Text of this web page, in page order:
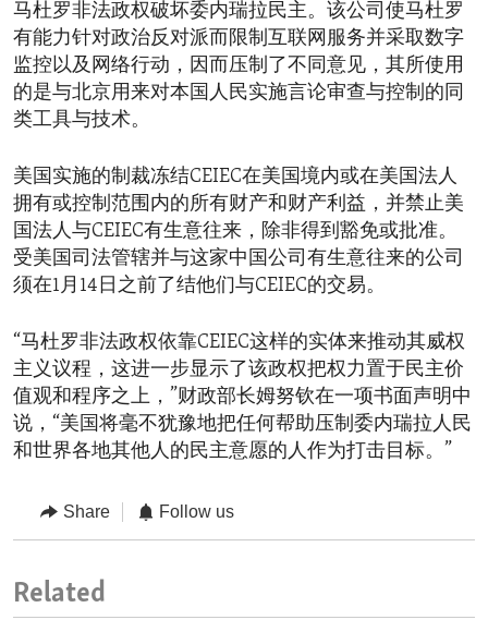
马杜罗非法政权破坏委内瑞拉民主。该公司使马杜罗
有能力针对政治反对派而限制互联网服务并采取数字
监控以及网络行动，因而压制了不同意见，其所使用
的是与北京用来对本国人民实施言论审查与控制的同
类工具与技术。
美国实施的制裁冻结CEIEC在美国境内或在美国法人
拥有或控制范围内的所有财产和财产利益，并禁止美
国法人与CEIEC有生意往来，除非得到豁免或批准。
受美国司法管辖并与这家中国公司有生意往来的公司
须在1月14日之前了结他们与CEIEC的交易。
“马杜罗非法政权依靠CEIEC这样的实体来推动其威权
主义议程，这进一步显示了该政权把权力置于民主价
值观和程序之上，”财政部长姆努钦在一项书面声明中
说，“美国将毫不犹豫地把任何帮助压制委内瑞拉人民
和世界各地其他人的民主意愿的人作为打击目标。”
Share Follow us
Related